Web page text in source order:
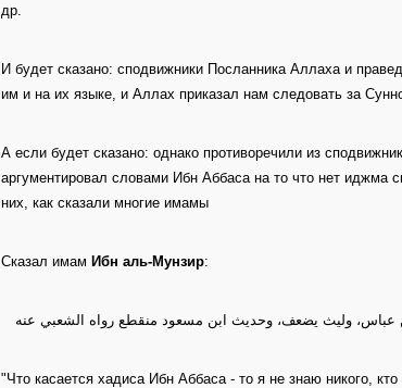
др.
И будет сказано: сподвижники Посланника Аллаха и
им и на их языке, и Аллах приказал нам следовать за
А если будет сказано: однако противоречили из
аргументировал словами Ибн Аббаса на то что нет иджма
них, как сказали многие имамы
Сказал имам Ибн аль-Мунзир:
عباس، وليث يضعف، وحديث ابن مسعود منقطع رواه الشعبي عنه
"Что касается хадиса Ибн Аббаса - то я не знаю никого,